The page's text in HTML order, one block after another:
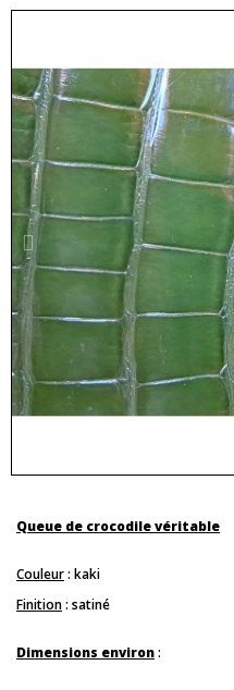
Queue de crocodile véritable
Couleur: kaki
Finition: satiné
Dimensions environ: